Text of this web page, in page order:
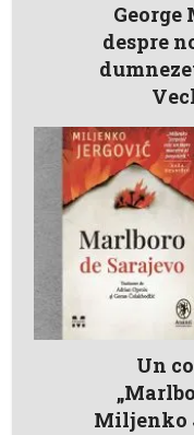
despre
Un
Miljenko